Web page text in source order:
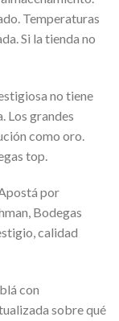
Temperaturas
Si la tienda no
no tiene
Los grandes
como oro.
top.
por
Bodegas
calidad
con
sobre qué